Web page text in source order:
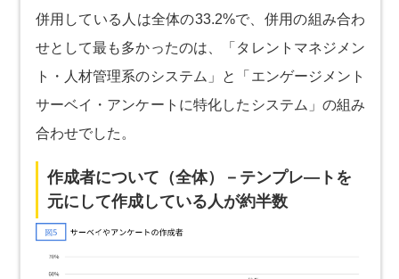
併用している人は全体の33.2%で、併用の組み合わ
せとして最も多かったのは、「タレントマネジメン
ト・人材管理系のシステム」と「エンゲージメント
サーベイ・アンケートに特化したシステム」の組み
合わせでした。
作成者について（全体）－テンプレ―トを
元にして作成している人が約半数